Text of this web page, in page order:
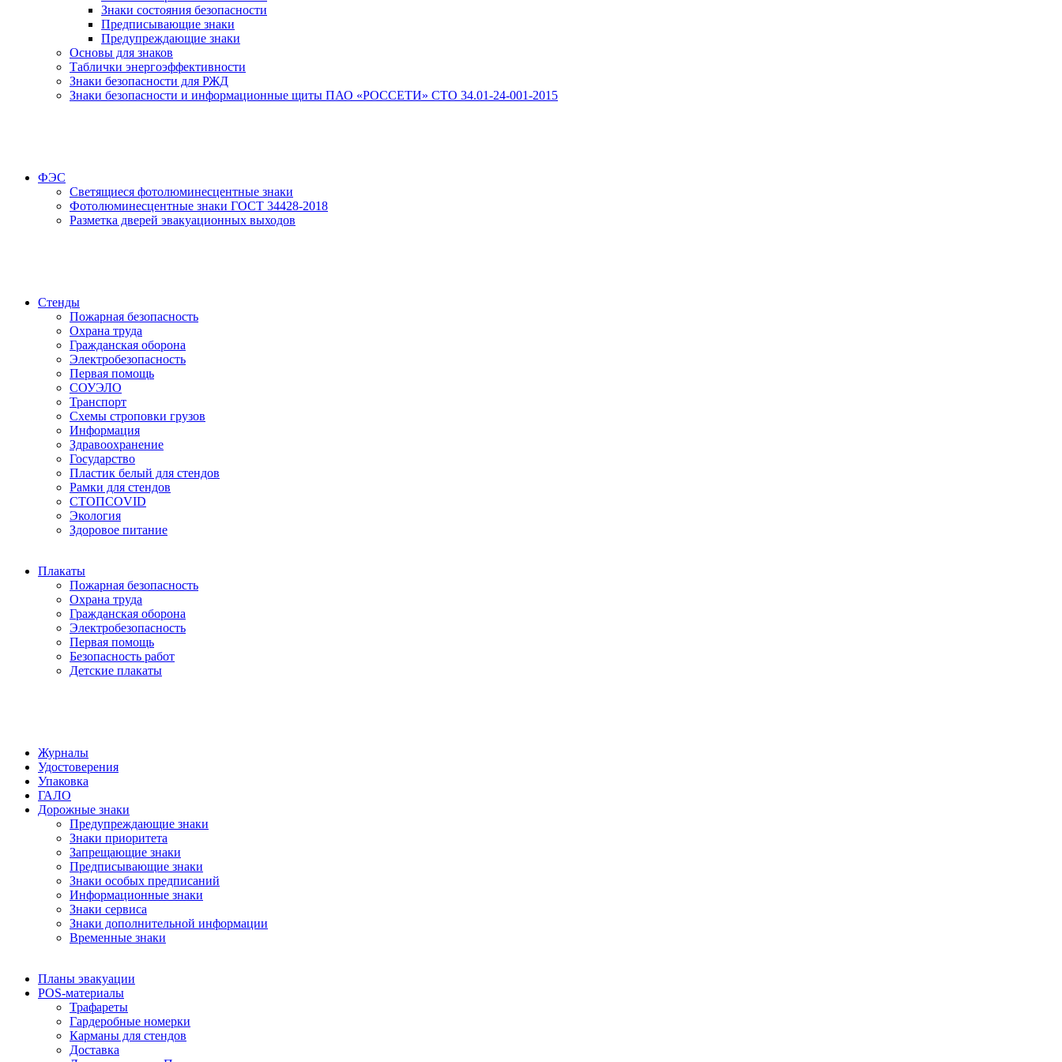
Знаки состояния безопасности
Предписывающие знаки
Предупреждающие знаки
Основы для знаков
Таблички энергоэффективности
Знаки безопасности для РЖД
Знаки безопасности и информационные щиты ПАО «РОССЕТИ» СТО 34.01-24-001-2015
ФЭС
Светящиеся фотолюминесцентные знаки
Фотолюминесцентные знаки ГОСТ 34428-2018
Разметка дверей эвакуационных выходов
Стенды
Пожарная безопасность
Охрана труда
Гражданская оборона
Электробезопасность
Первая помощь
СОУЭЛО
Транспорт
Схемы строповки грузов
Информация
Здравоохранение
Государство
Пластик белый для стендов
Рамки для стендов
СТОПCOVID
Экология
Здоровое питание
Плакаты
Пожарная безопасность
Охрана труда
Гражданская оборона
Электробезопасность
Первая помощь
Безопасность работ
Детские плакаты
Журналы
Удостоверения
Упаковка
ГАЛО
Дорожные знаки
Предупреждающие знаки
Знаки приоритета
Запрещающие знаки
Предписывающие знаки
Знаки особых предписаний
Информационные знаки
Знаки сервиса
Знаки дополнительной информации
Временные знаки
Планы эвакуации
POS-материалы
Трафареты
Гардеробные номерки
Карманы для стендов
Доставка